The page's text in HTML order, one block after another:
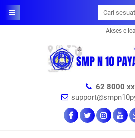
Akses e-
62 8000